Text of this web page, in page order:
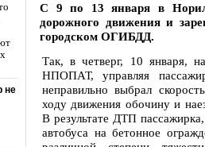
не
С 9 по 13 января в
дорожного движения и
городском ОГИБДД.
Так, в четверг, 10 января,
НПОПАТ, управляя
неправильно выбрал
ходу движения обочину и
В результате ДТП
автобуса на бетонное